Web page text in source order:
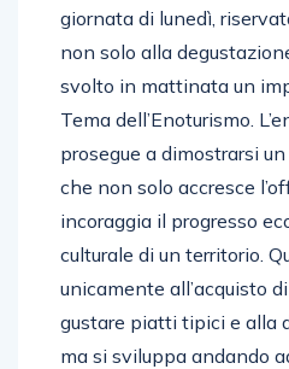
giornata di lunedì,
non solo alla
svolto in mattinata un
Tema dell’Enoturismo.
prosegue a dimostrarsi
che non solo accresce
incoraggia il progresso
culturale di un territorio.
unicamente all’acquisto
gustare piatti tipici e alla
ma si sviluppa andando